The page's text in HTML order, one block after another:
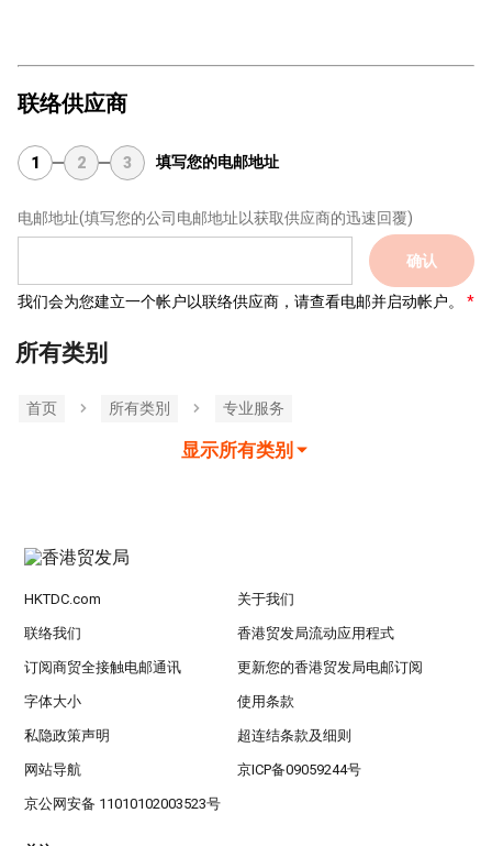
联络供应商
1 2 3 填写您的电邮地址
电邮地址(填写您的公司电邮地址以获取供应商的迅速回覆)
确认
我们会为您建立一个帐户以联络供应商，请查看电邮并启动帐户。
所有类别
首页 所有类別 专业服务
显示所有类别
HKTDC.com 关于我们
联络我们 香港贸发局流动应用程式
订阅商贸全接触电邮通讯 更新您的香港贸发局电邮订阅
字体大小 使用条款
私隐政策声明 超连结条款及细则
网站导航 京ICP备09059244号
京公网安备 11010102003523号